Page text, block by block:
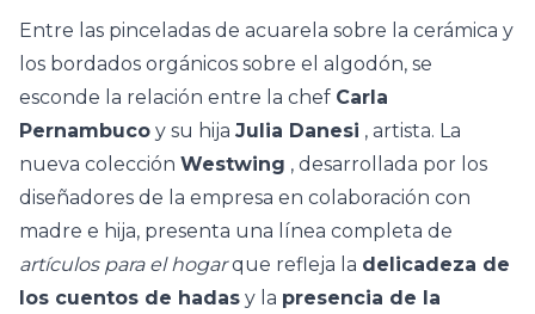
Entre las pinceladas de acuarela sobre la cerámica y
los bordados orgánicos sobre el algodón, se
esconde la relación entre la chef Carla
Pernambuco y su hija Julia Danesi , artista. La
nueva colección Westwing , desarrollada por los
diseñadores de la empresa en colaboración con
madre e hija, presenta una línea completa de
artículos para el hogarque refleja la delicadeza de
los cuentos de hadas y la presencia de la